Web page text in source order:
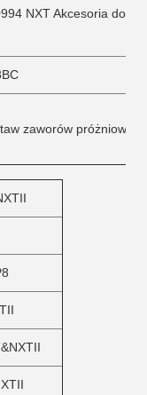
NXT Akcesoria do
zaworów próżniowych